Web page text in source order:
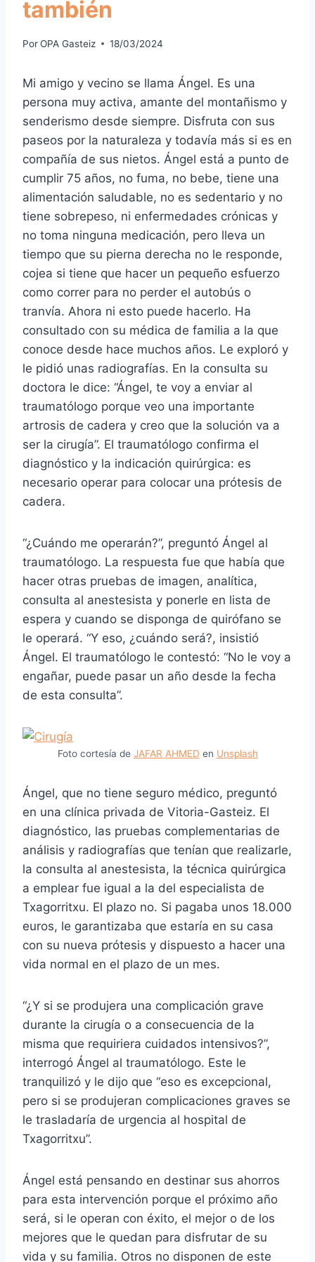
también
PorOPA Gasteiz 18/03/2024
Mi amigo y vecino se llama Ángel. Es una
persona muy activa, amante del montañismo y
senderismo desde siempre. Disfruta con sus
paseos por la naturaleza y todavía más si es en
compañía de sus nietos. Ángel está a punto de
cumplir 75 años, no fuma, no bebe, tiene una
alimentación saludable, no es sedentario y no
tiene sobrepeso, ni enfermedades crónicas y
no toma ninguna medicación, pero lleva un
tiempo que su pierna derecha no le responde,
cojea si tiene que hacer un pequeño esfuerzo
como correr para no perder el autobús o
tranvía. Ahora ni esto puede hacerlo. Ha
consultado con su médica de familia a la que
conoce desde hace muchos años. Le exploró y
le pidió unas radiografías. En la consulta su
doctora le dice: “Ángel, te voy a enviar al
traumatólogo porque veo una importante
artrosis de cadera y creo que la solución va a
ser la cirugía”. El traumatólogo confirma el
diagnóstico y la indicación quirúrgica: es
necesario operar para colocar una prótesis de
cadera.
“¿Cuándo me operarán?”, preguntó Ángel al
traumatólogo. La respuesta fue que había que
hacer otras pruebas de imagen, analítica,
consulta al anestesista y ponerle en lista de
espera y cuando se disponga de quirófano se
le operará. “Y eso, ¿cuándo será?, insistió
Ángel. El traumatólogo le contestó: “No le voy a
engañar, puede pasar un año desde la fecha
de esta consulta”.
Foto cortesía de JAFAR AHMED en Unsplash
Ángel, que no tiene seguro médico, preguntó
en una clínica privada de Vitoria-Gasteiz. El
diagnóstico, las pruebas complementarias de
análisis y radiografías que tenían que realizarle,
la consulta al anestesista, la técnica quirúrgica
a emplear fue igual a la del especialista de
Txagorritxu. El plazo no. Si pagaba unos 18.000
euros, le garantizaba que estaría en su casa
con su nueva prótesis y dispuesto a hacer una
vida normal en el plazo de un mes.
“¿Y si se produjera una complicación grave
durante la cirugía o a consecuencia de la
misma que requiriera cuidados intensivos?”,
interrogó Ángel al traumatólogo. Este le
tranquilizó y le dijo que “eso es excepcional,
pero si se produjeran complicaciones graves se
le trasladaría de urgencia al hospital de
Txagorritxu”.
Ángel está pensando en destinar sus ahorros
para esta intervención porque el próximo año
será, si le operan con éxito, el mejor o de los
mejores que le quedan para disfrutar de su
vida y su familia. Otros no disponen de este